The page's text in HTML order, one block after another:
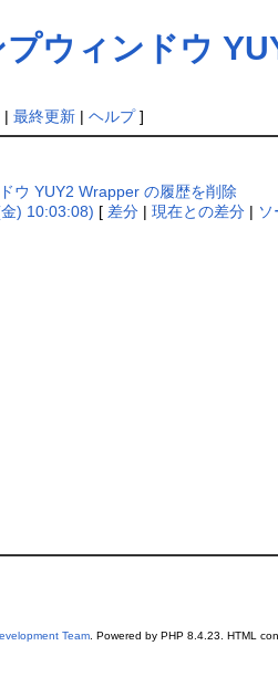
プウィンドウ
| 最終更新| ヘルプ]
ウ YUY2 Wrapper の履歴を削除
) 10:03:08) [ 差分 |現在との差分 | ソ
Team. Powered by PHP 8.4.23. HTML